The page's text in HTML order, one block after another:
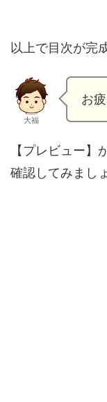
以上で目次が完
大福
お
【プレビュー
確認してみまし